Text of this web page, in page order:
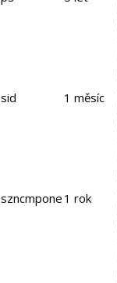
sid 1 měsíc
szncmpone 1 rok